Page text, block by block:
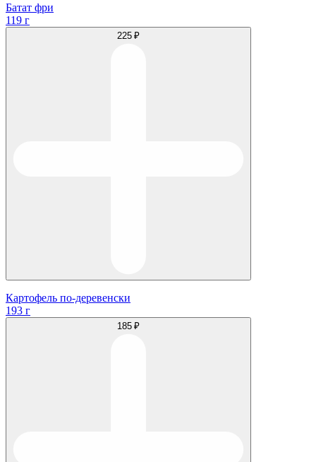
Батат фри
119 г
225 ₽
Картофель по-деревенски
193 г
185 ₽